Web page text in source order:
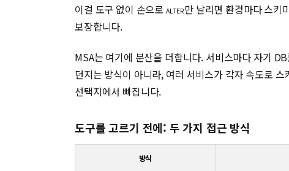
이걸 도구 없이 손으로 ALTER만 날리면 환경마다 스키
보장합니다.
MSA는 여기에 분산을 더합니다. 서비스마다 자기
던지는 방식이 아니라, 여러 서비스가 각자 속도로
선택지에서 빠집니다.
도구를 고르기 전에: 두 가지 접근 방식
방식